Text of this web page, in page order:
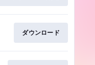
ダウンロード